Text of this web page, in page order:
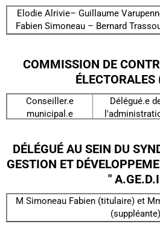
Elodie Alrivie– Guillaume
Fabien Simoneau – Bernard
COMMISSION DE
ÉLECTORALES
Conseiller.e
municipal.e
Délégué.e
Fraboulet Bernadette
(titulaire)
Maugein Baptiste
Lardie Marie
(suppléante)
Venon
(suppléante)
DÉLÉGUÉ AU SEIN DU
GESTION ET
"
M Simoneau Fabien (titulaire) et
(suppléante)